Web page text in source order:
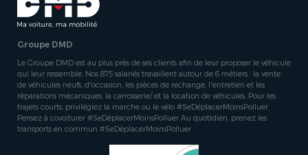
Groupe DMD
Le Groupe DMD est au plus près de ses clients afin de leur proposer le véhicule
qui leur ressemble. Nos 875 salariés travaillent autour de 6 métiers : la vente
de véhicules neufs, d'occasion, les pièces de rechange, l'entretien et les
réparations mécaniques, la carrosserie/ et la location de véhicules. Pour les
trajets courts, privilégiez la marche ou le vélo #SeDéplacerMoinsPolluer
Pensez à covoiturer #SeDéplacerMoinsPolluer Au quotidien, prenez les
transports en commun #SeDéplacerMoinsPolluer